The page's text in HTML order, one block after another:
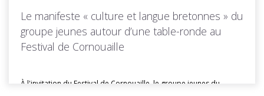
Le manifeste « culture et langue bretonnes » du
groupe jeunes autour d’une table-ronde au
Festival de Cornouaille
À l'invitation du Festival de Cornouaille, le groupe jeunes du